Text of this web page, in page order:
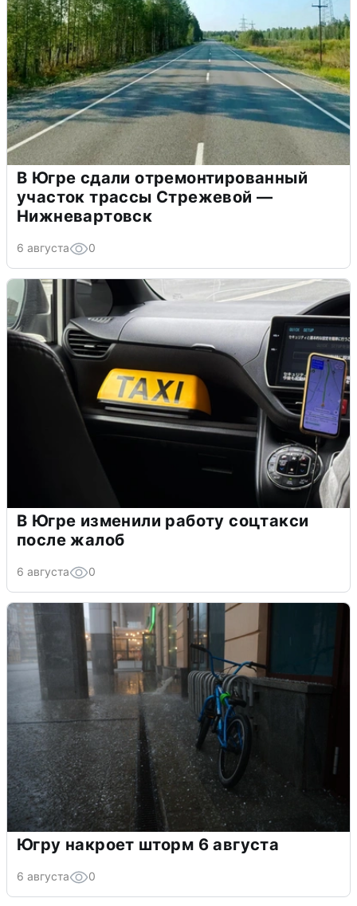
В Югре сдали отремонтированный
участок трассы Стрежевой —
Нижневартовск
6 августа 0
В Югре изменили работу соцтакси
после жалоб
6 августа 0
Югру накроет шторм 6 августа
6 августа 0